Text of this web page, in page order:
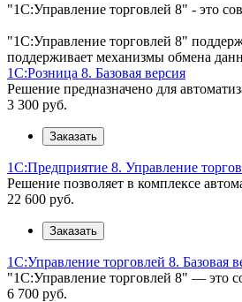
"1С:Управление торговлей 8" - это
"1С:Управление торговлей 8"
поддерживает механизмы обмена
1С:Розница 8. Базовая версия
Решение предназначено для
3 300 руб.
Заказать
1С:Предприятие 8. Управление
Решение позволяет в комплексе
22 600 руб.
Заказать
1С:Управление торговлей 8. Базовая
"1С:Управление торговлей 8" — это
6 700 руб.